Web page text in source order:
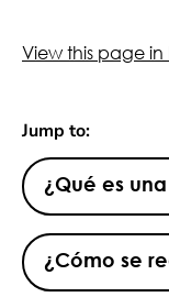
View this page in
Jump to:
¿Qué es
¿Cómo se